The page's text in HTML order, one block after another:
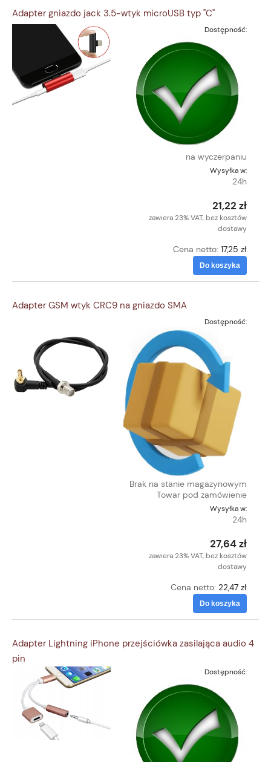
Adapter gniazdo jack 3.5-wtyk microUSB typ "C"
Dostępność:
na wyczerpaniu
Wysyłka w:
24h
21,22 zł
zawiera 23% VAT, bez kosztów
dostawy
Cena netto: 17,25 zł
Do koszyka
Adapter GSM wtyk CRC9 na gniazdo SMA
Dostępność:
Brak na stanie magazynowym
Towar pod zamówienie
Wysyłka w:
24h
27,64 zł
zawiera 23% VAT, bez kosztów
dostawy
Cena netto: 22,47 zł
Do koszyka
Adapter Lightning iPhone przejściówka zasilająca audio 4
pin
Dostępność: